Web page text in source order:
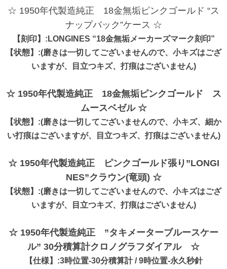
☆ 1950年代製造純正 18金無垢ピンクゴールド “ス
ナップバック”ケース ☆
【刻印】:LONGINES “18金無垢メーカーズマーク刻印”
【状態】:(磨きは一切してございませんので、小キズはござ
いますが、目立つキズ、打痕はございません)
☆ 1950年代製造純正 18金無垢ピンクゴールド ス
ムースベゼル ☆
【状態】:(磨きは一切してございませんので、小キズ、細か
い打痕はございますが、目立つキズ、打痕はございません)
☆ 1950年代製造純正 ピンクゴールド張り”LONGI
NES”クラウン(竜頭) ☆
【状態】:(磨きは一切してございませんので、小キズはござ
いますが、目立つキズ、打痕はございません)
☆ 1950年代製造純正 ”タキメーターブルースケー
ル” 30分積算計クロノグラフダイアル ☆
【仕様】:3時位置-30分積算計 / 9時位置-永久秒針